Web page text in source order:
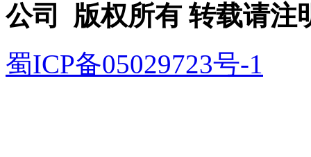
公司 版权所有 转载请注
蜀ICP备05029723号-1